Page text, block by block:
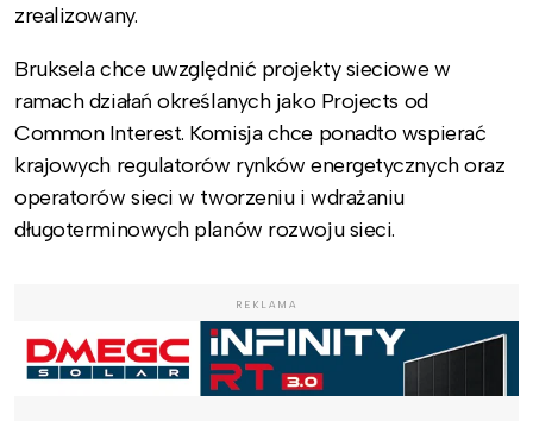
zrealizowany.
Bruksela chce uwzględnić projekty sieciowe w
ramach działań określanych jako Projects od
Common Interest. Komisja chce ponadto wspierać
krajowych regulatorów rynków energetycznych oraz
operatorów sieci w tworzeniu i wdrażaniu
długoterminowych planów rozwoju sieci.
REKLAMA